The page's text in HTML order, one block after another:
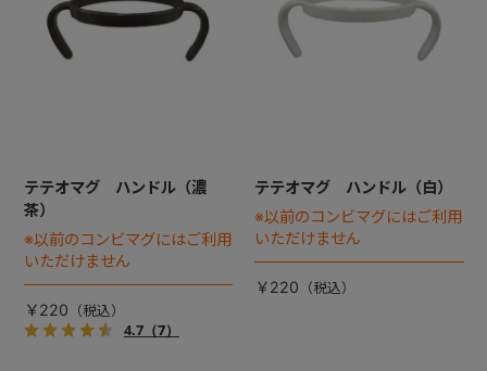
テテオマグ ハンドル（濃
茶）
※以前のコンビマグにはご利用
いただけません
￥220
4.7（7）
テテオマグ ハンドル（白）
※以前のコンビマグにはご利用
いただけません
￥220